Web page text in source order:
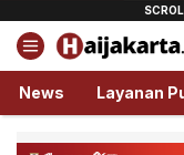
Haijakarta.id
Semua
News Layanan